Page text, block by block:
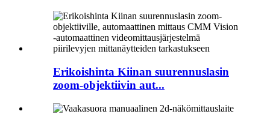
Erikoishinta Kiinan suurennuslasin
zoom-objektiivin aut...